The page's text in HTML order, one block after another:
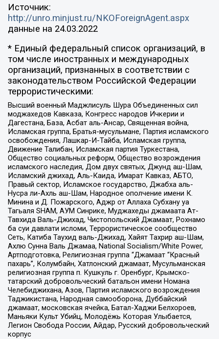
Источник:
http://unro.minjust.ru/NKOForeignAgent.aspx
данные на 24.03.2022
* Единый федеральный список организаций, в
том числе иностранных и международных
организаций, признанных в соответствии с
законодательством Российской Федерации
террористическими:
Высший военный Маджлисуль Шура Объединенных сил
моджахедов Кавказа, Конгресс народов Ичкерии и
Дагестана, База, Асбат аль-Ансар, Священная война,
Исламская группа, Братья-мусульмане, Партия исламского
освобождения, Лашкар-И-Тайба, Исламская группа,
Движение Талибан, Исламская партия Туркестана,
Общество социальных реформ, Общество возрождения
исламского наследия, Дом двух святых, Джунд аш-Шам,
Исламский джихад, Аль-Каида, Имарат Кавказ, АБТО,
Правый сектор, Исламское государство, Джабха аль-
Нусра ли-Ахль аш-Шам, Народное ополчение имени К.
Минина и Д. Пожарского, Аджр от Аллаха Субхану уа
Тагьаля SHAM, АУМ Синрике, Муджахеды джамаата Ат-
Тавхида Валь-Джихад, Чистопольский Джамаат, Рохнамо
ба суи давлати исломи, Террористическое сообщество
Сеть, Катиба Таухид валь-Джихад, Хайят Тахрир аш-Шам,
Ахлю Сунна Валь Джамаа, National Socialism/White Power,
Артподготовка, Религиозная группа “Джамаат “Красный
пахарь”, Колумбайн, Хатлонский джамаат, Мусульманская
религиозная группа п. Кушкуль г. Оренбург, Крымско-
татарский добровольческий батальон имени Номана
Челебиджихана, Азов, Партия исламского возрождения
Таджикистана, Народная самооборона, Дуббайский
джамаат, московская ячейка, Батал-Хаджи Белхороев,
Маньяки Культ Убийц, Молодёжь Которая Улыбается,
Легион Свобода России, Айдар, Русский добровольческий
корпус